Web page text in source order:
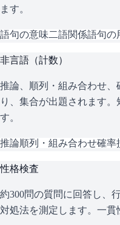
ます。
語句の意味二語関係語句の
非言語（計数）
推論、順列・組み合わせ
り、集合が出題されます
す。
推論順列・組み合わせ確率
性格検査
約300問の質問に回答し、
対処法を測定します。一貫